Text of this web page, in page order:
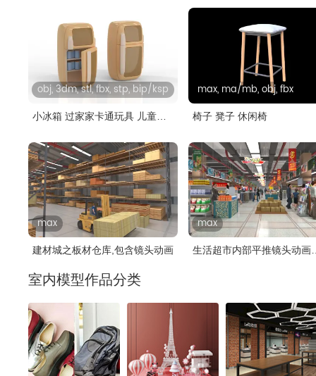
obj, 3dm, stl, fbx, stp, bip/ksp
小冰箱 过家家卡通玩具 儿童玩
max, ma/mb, obj, fbx
椅子 凳子 休闲椅
max
建材城之板材仓库,包含镜头动画
max
生活超市内部平推镜头动画
室内模型作品分类